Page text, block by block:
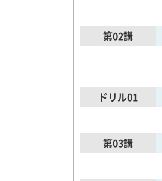
第02講
ドリル01
第03講